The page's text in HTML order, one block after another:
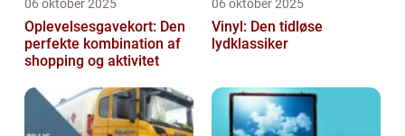
06 oktober 2025
Oplevelsesgavekort: Den
perfekte kombination af
shopping og aktivitet
06 oktober 2025
Vinyl: Den tidløse
lydklassiker